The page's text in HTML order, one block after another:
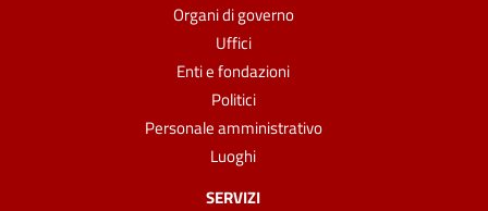
Organi di governo
Uffici
Enti e fondazioni
Politici
Personale amministrativo
Luoghi
SERVIZI